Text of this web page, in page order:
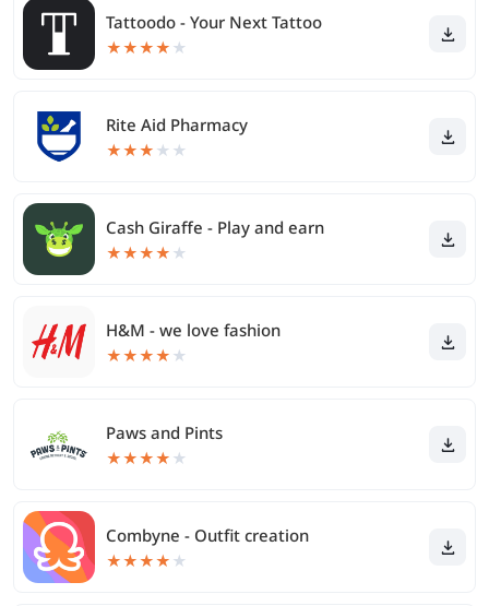
Tattoodo - Your Next Tattoo
★★★★ ★
Rite Aid Pharmacy
★★★ ★ ★
Cash Giraffe - Play and earn
★★★★ ★
H&M - we love fashion
★★★★ ★
Paws and Pints
★★★★ ★
Combyne - Outfit creation
★★★★ ★